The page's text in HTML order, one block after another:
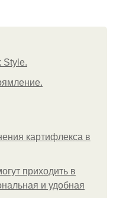
Style.
картифлекса в
приходить в
и удобная